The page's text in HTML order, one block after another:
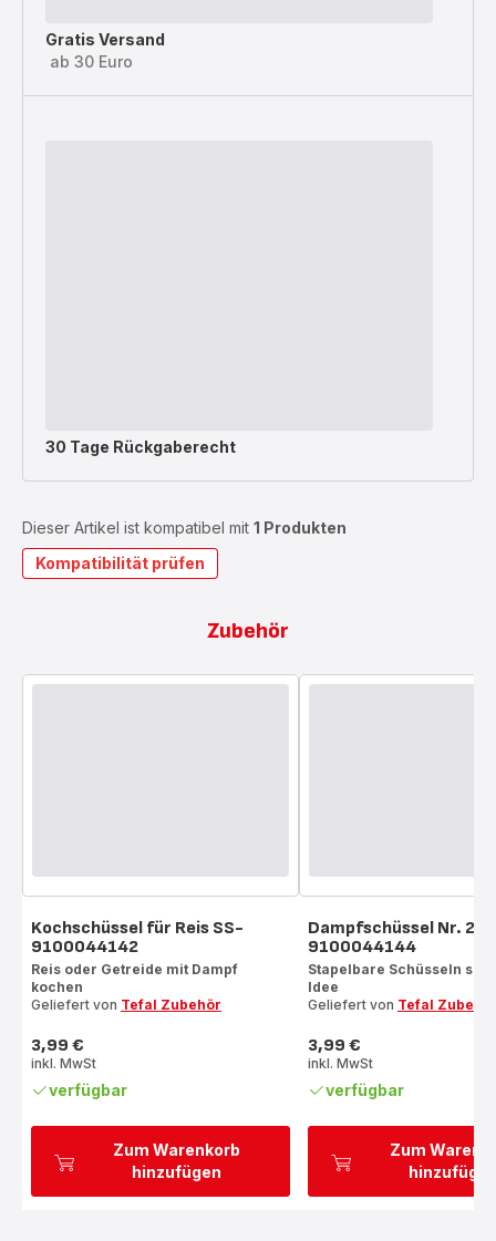
Gratis Versand
ab 30 Euro
30 Tage Rückgaberecht
Dieser Artikel ist kompatibel mit 1 Produkten
Kompatibilität prüfen
Zubehör
Zum Warenkorb
hinzufügen
Kochschüssel für Reis SS-
9100044142
Reis oder Getreide mit Dampf
kochen
Geliefert von Tefal Zubehör
Preis
3,99 €
inkl. MwSt
verfügbar
Zum
Dampfschüssel Nr. 2
9100044144
Stapelbare Schüsseln
Idee
Geliefert von Tefal
Preis
3,99 €
inkl. MwSt
verfügbar